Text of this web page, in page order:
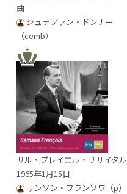
曲
シュテファン・ドンナー
（cemb）
サル・プレイエル・リサイタル
1965年1月15日
サンソン・フランソワ（p）